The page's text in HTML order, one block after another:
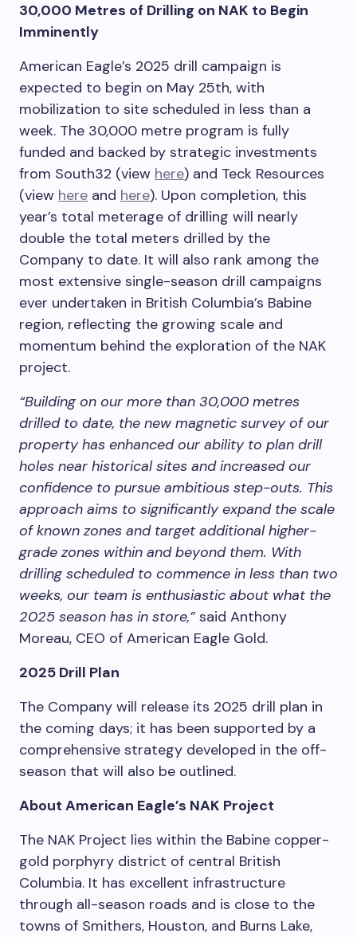
30,000 Metres of Drilling on NAK to Begin
Imminently
American Eagle’s 2025 drill campaign is
expected to begin on May 25th, with
mobilization to site scheduled in less than a
week. The 30,000 metre program is fully
funded and backed by strategic investments
from South32 (view here) and Teck Resources
(view here and here). Upon completion, this
year’s total meterage of drilling will nearly
double the total meters drilled by the
Company to date. It will also rank among the
most extensive single-season drill campaigns
ever undertaken in British Columbia’s Babine
region, reflecting the growing scale and
momentum behind the exploration of the NAK
project.
“Building on our more than 30,000 metres
drilled to date, the new magnetic survey of our
property has enhanced our ability to plan drill
holes near historical sites and increased our
confidence to pursue ambitious step-outs. This
approach aims to significantly expand the scale
of known zones and target additional higher-
grade zones within and beyond them. With
drilling scheduled to commence in less than two
weeks, our team is enthusiastic about what the
2025 season has in store,” said Anthony
Moreau, CEO of American Eagle Gold.
2025 Drill Plan
The Company will release its 2025 drill plan in
the coming days; it has been supported by a
comprehensive strategy developed in the off-
season that will also be outlined.
About American Eagle’s NAK Project
The NAK Project lies within the Babine copper-
gold porphyry district of central British
Columbia. It has excellent infrastructure
through all-season roads and is close to the
towns of Smithers, Houston, and Burns Lake,